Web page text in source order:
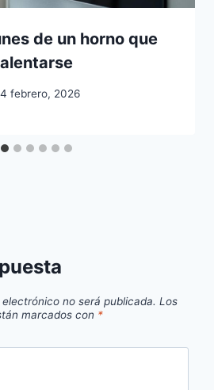
de un horno que
febrero, 2026
no será publicada. Los
marcados con *